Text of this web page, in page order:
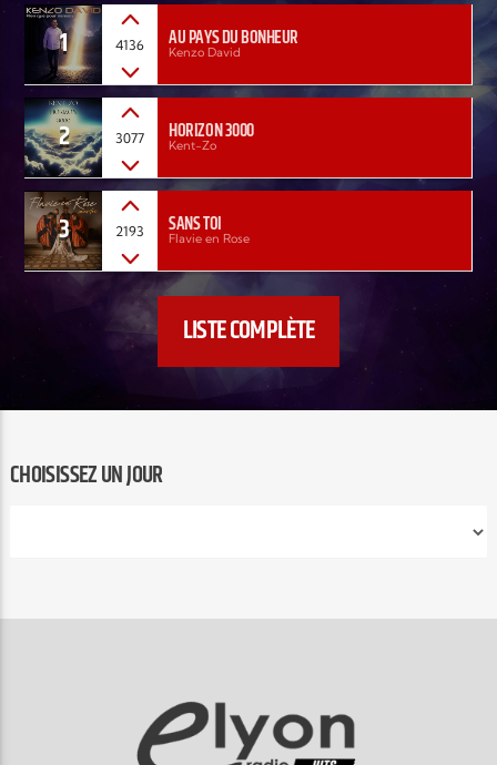
1 4136 AU PAYS DU BONHEUR
Kenzo David
2 3077 HORIZON 3000
Kent-Zo
3 2193 SANS TOI
Flavie en Rose
LISTE COMPLÈTE
CHOISISSEZ UN JOUR